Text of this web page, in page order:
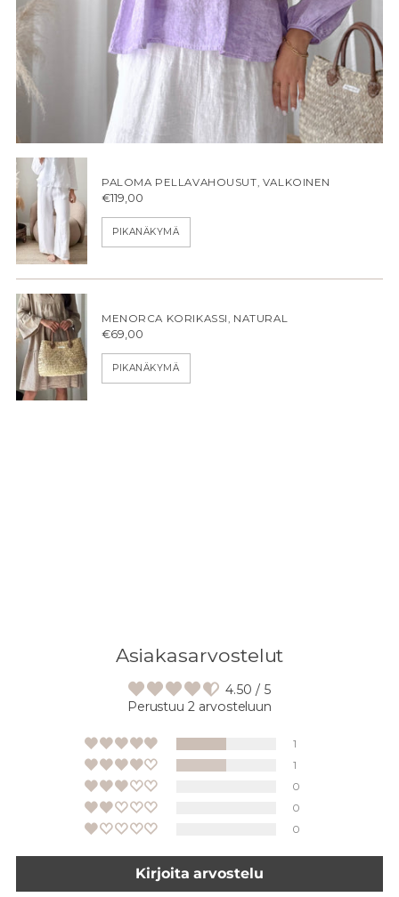
PALOMA PELLAVAHOUSUT, VALKOINEN
€119,00
PIKANÄKYMÄ
MENORCA KORIKASSI, NATURAL
€69,00
PIKANÄKYMÄ
Asiakasarvostelut
4.50 / 5
Perustuu 2 arvosteluun
1
1
0
0
0
Kirjoita arvostelu